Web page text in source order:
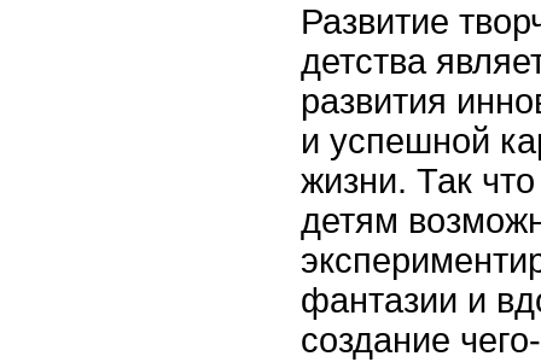
Развитие
детства
развития
и успешной
жизни. Так
детям
фантазии и
создание